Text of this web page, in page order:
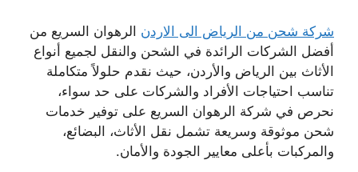
شركة شحن من الرياض الى الاردن الرهوان السريع من
أفضل الشركات الرائدة في الشحن والنقل لجميع أنواع
الأثاث بين الرياض والأردن، حيث نقدم حلولاً متكاملة
تناسب احتياجات الأفراد والشركات على حد سواء،
نحرص في شركة الرهوان السريع على توفير خدمات
شحن موثوقة وسريعة تشمل نقل الأثاث، البضائع،
والمركبات بأعلى معايير الجودة والأمان.